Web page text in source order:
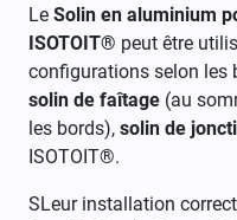
Le Solin en aluminium
ISOTOIT® peut être
configurations selon les
solin de faîtage (au
les bords), solin de
ISOTOIT®.
SLeur installation